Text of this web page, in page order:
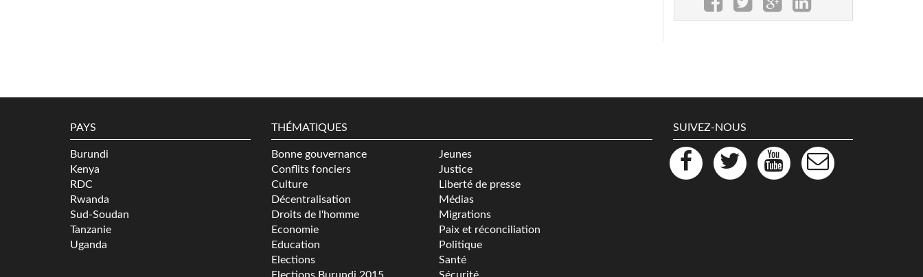
PAYS
Burundi
Kenya
RDC
Rwanda
Sud-Soudan
Tanzanie
Uganda
THÉMATIQUES
Bonne gouvernance
Conflits fonciers
Culture
Décentralisation
Droits de l'homme
Economie
Education
Elections
Jeunes
Justice
Liberté de presse
Médias
Migrations
Paix et réconciliation
Politique
Santé
SUIVEZ-NOUS